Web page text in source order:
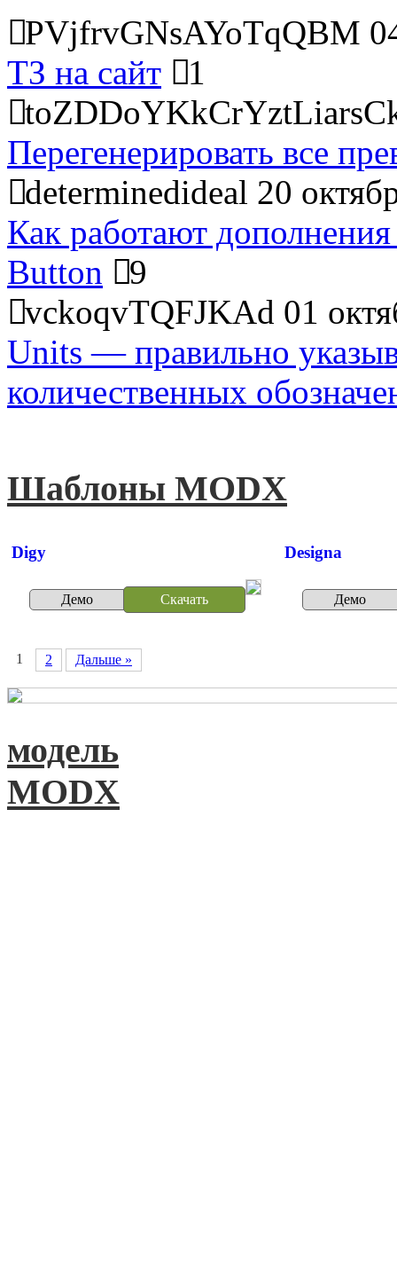
PVjfrvGNsAYoTqQBM
ТЗ на сайт
1
Перегенерировать все
determinedideal 20
Как работают
Button
9
vckoqvTQFJKAd 01
Units — правильно
количественных
Шаблоны MODX
Digy
Демо Скачать
Designa
Демо
1 2 Дальше »
модель
MODX